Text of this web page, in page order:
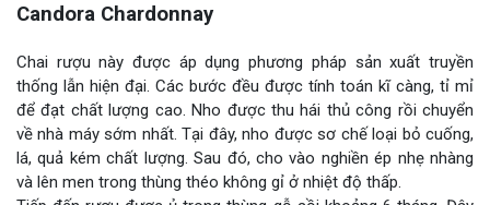
Candora Chardonnay
Chai rượu này được áp dụng phương pháp sản xuất truyền
thống lẫn hiện đại. Các bước đều được tính toán kĩ càng, tỉ mỉ
để đạt chất lượng cao. Nho được thu hái thủ công rồi chuyển
về nhà máy sớm nhất. Tại đây, nho được sơ chế loại bỏ cuống,
lá, quả kém chất lượng. Sau đó, cho vào nghiền ép nhẹ nhàng
và lên men trong thùng théo không gỉ ở nhiệt độ thấp.